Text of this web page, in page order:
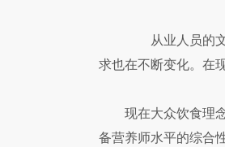
从业人员的文
求也在不断变化。在
现在大众饮食理
备营养师水平的综合